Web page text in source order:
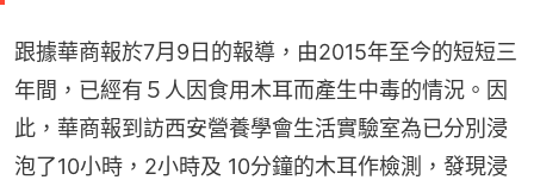
跟據華商報於7月9日的報導，由2015年至今的短短三
年間，已經有５人因食用木耳而產生中毒的情況。因
此，華商報到訪西安營養學會生活實驗室為已分別浸
泡了10小時，2小時及 10分鐘的木耳作檢測，發現浸